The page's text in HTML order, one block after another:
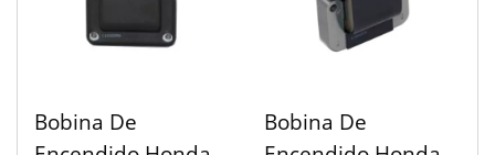
Bobina De
Bobina De